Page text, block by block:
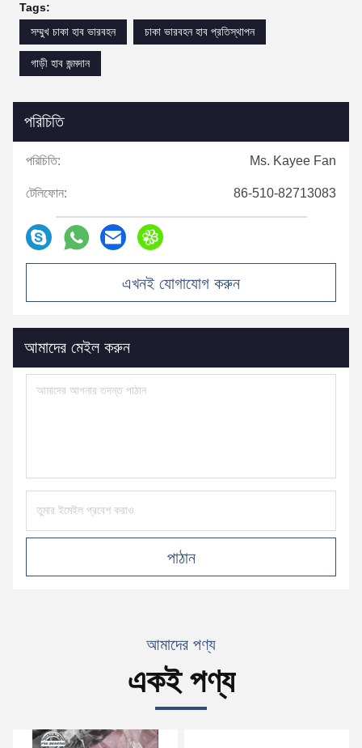
Tags:
সম্মুখ চাকা হাব ভারবহন
চাকা ভারবহন হাব প্রতিস্থাপন
গাড়ী হাব জন্মদান
পরিচিতি
পরিচিতি: Ms. Kayee Fan
টেলিফোন: 86-510-82713083
এখনই যোগাযোগ করুন
আমাদের মেইল ​​করুন
পাঠান
আমাদের পণ্য
একই পণ্য